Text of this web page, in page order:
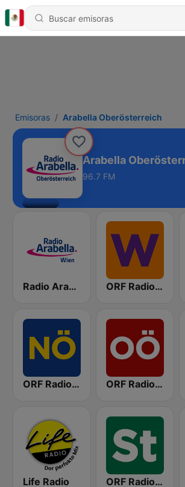
Emisoras Arabella Oberösterreich
Arabella
96.7 FM
Radio Arabella ORF Radio Wien
ORF Radio Niederösterreich ORF Radio Oberösterreich
Life Radio ORF Radio Steiermark